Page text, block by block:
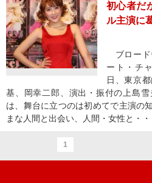
初心者だ
ル主演に
ブロード
ート・チ
日、東京
基、岡幸二郎、演出・振付の上島
は、舞台に立つのは初めてで主演の
まな人間と出会い、人間・女性と・・
1